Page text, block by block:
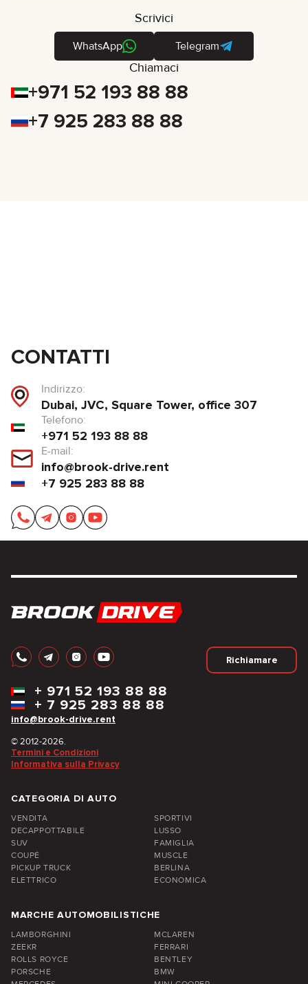
Scrivici
WhatsApp Telegram
Chiamaci
+971 52 193 88 88
+7 925 283 88 88
CONTATTI
Indirizzo:
Dubai, JVC, Square Tower, office 307
Telefono:
+971 52 193 88 88
E-mail:
info@brook-drive.rent
+7 925 283 88 88
Richiamare
info@brook-drive.rent
+ 7 925 283 88 88
+ 971 52 193 88 88
© 2012-2026.
Termini e Condizioni
Informativa sulla Privacy
CATEGORIA DI AUTO
VENDITA
SPORTIVI
DECAPPOTTABILE
LUSSO
SUV
FAMIGLIA
COUPÉ
MUSCLE
PICKUP TRUCK
BERLINA
ELETTRICO
ECONOMICA
MARCHE AUTOMOBILISTICHE
LAMBORGHINI
MCLAREN
ZEEKR
FERRARI
ROLLS ROYCE
BENTLEY
PORSCHE
BMW